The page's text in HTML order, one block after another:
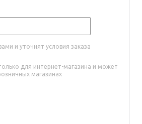
и уточнят условия заказа
для интернет-магазина и может
магазинах